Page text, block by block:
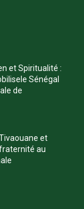
et Spiritualité :
Sénégal
de
et
au